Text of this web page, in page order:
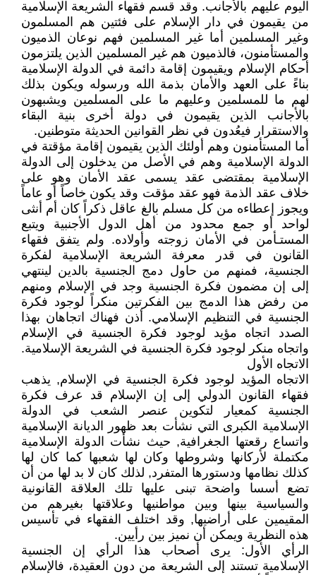
اليوم عليهم بالأجانب. وقد قسم فقهاء الشريعة الإسلامية
من يقيمون في دار الإسلام على فئتين هم المسلمون
وغير المسلمين أما غير المسلمين فهم نوعان الذميون
والمستأمنون، فالذميون هم غير المسلمين الذين يلتزمون
أحكام الإسلام ويقيمون إقامة دائمة في الدولة الإسلامية
بناءً على العهد والأمان بذمة الله ورسوله ويكون بذلك
لهم ما للمسلمين وعليهم ما على المسلمين ويشبهون
بالأجانب الذين يقيمون في دولة أخرى بنية البقاء
والاستقرار فيعُدون في نظر القوانين الحديثة متوطنين.
أما المستأمنون وهم أولئك الذين يقيمون إقامة مؤقتة في
الدولة الإسلامية وهم في الأصل من يدخلون إلى الدولة
الإسلامية بمقتضى عقد يسمى عقد الأمان وهو على
خلاف عقد الذمة فهو عقد مؤقت وقد يكون خاصاً أو عاماً
ويجوز إعطاءه من كل مسلم بالغ عاقل ذكراً كان أم أنثى
لواحد أو جمع محدود من أهل الدول الأجنبية ويتبع
المستـأمن في الأمان زوجته وأولاده. ولم يتفق فقهاء
القانون في قدر معرفة الشريعة الإسلامية لفكرة
الجنسية، فمنهم من حاول دمج الجنسية بالدين لينتهي
إلى إن مضمون فكرة الجنسية وجد في الإسلام ومنهم
من رفض هذا الدمج بين الفكرتين منكراً لوجود فكرة
الجنسية في التنظيم الإسلامي. أذن فهناك اتجاهان بهذا
الصدد اتجاه مؤيد لوجود فكرة الجنسية في الإسلام
واتجاه منكر لوجود فكرة الجنسية في الشريعة الإسلامية.
الاتجاه الأول
الاتجاه المؤيد لوجود فكرة الجنسية في الإسلام, يذهب
فقهاء القانون الدولي إلى إن الإسلام قد عرف فكرة
الجنسية كمعيار لتكوين عنصر الشعب في الدولة
الإسلامية الكبرى التي نشأت بعد ظهور الديانة الإسلامية
واتساع رقعتها الجغرافية, حيث نشأت الدولة الإسلامية
مكتملة لأركانها وشروطها وكان لها شعبها كما كان لها
كذلك نظامها ودستورها المتفرد, لذلك كان لا بد لها من أن
تضع أسسا واضحة تبنى عليها تلك العلاقة القانونية
والسياسية بينها وبين مواطنيها وعلاقتها بغيرهم من
المقيمين على أراضيها, وقد اختلف الفقهاء في تأسيس
هذه النظرية ويمكن أن نميز بين رأيين.
الرأي الأول: يرى أصحاب هذا الرأي إن الجنسية
الإسلامية تستند إلى الشريعة من دون العقيدة، فالإسلام